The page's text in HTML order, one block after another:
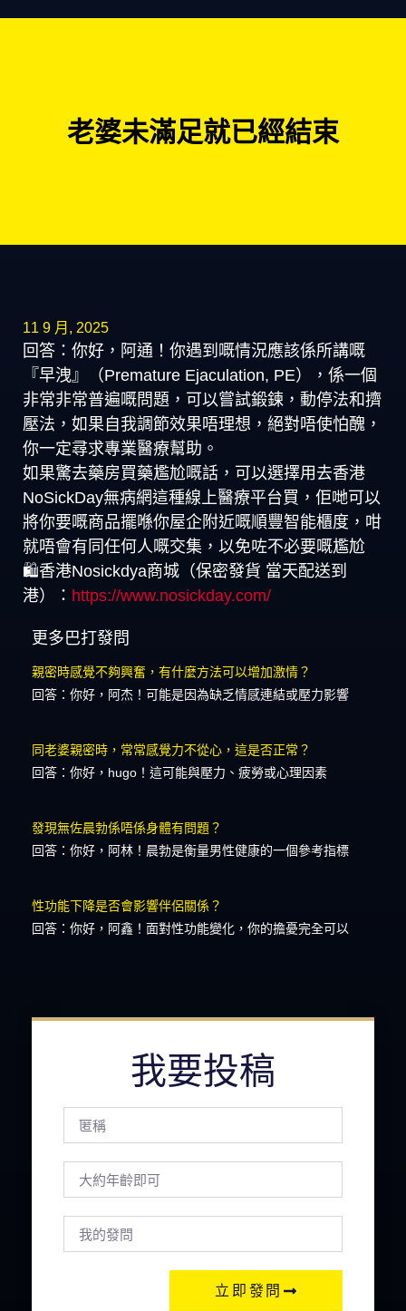
老婆未滿足就已經結束
11 9 月, 2025
回答：你好，阿通！你遇到嘅情況應該係所講嘅
『早洩』（Premature Ejaculation, PE），係一個
非常非常普遍嘅問題，可以嘗試鍛鍊，動停法和擠
壓法，如果自我調節效果唔理想，絕對唔使怕醜，
你一定尋求專業醫療幫助。
如果驚去藥房買藥尷尬嘅話，可以選擇用去香港
NoSickDay無病網這種線上醫療平台買，佢哋可以
將你要嘅商品擺喺你屋企附近嘅順豐智能櫃度，咁
就唔會有同任何人嘅交集，以免咗不必要嘅尷尬
🛍️香港Nosickdya商城（保密發貨 當天配送到
港）： https://www.nosickday.com/
更多巴打發問
親密時感覺不夠興奮，有什麼方法可以增加激情？
回答：你好，阿杰！可能是因為缺乏情感連結或壓力影響
同老婆親密時，常常感覺力不從心，這是否正常？
回答：你好，hugo！這可能與壓力、疲勞或心理因素
發現無佐晨勃係唔係身體有問題？
回答：你好，阿林！晨勃是衡量男性健康的一個參考指標
性功能下降是否會影響伴侶關係？
回答：你好，阿鑫！面對性功能變化，你的擔憂完全可以
我要投稿
立即發問